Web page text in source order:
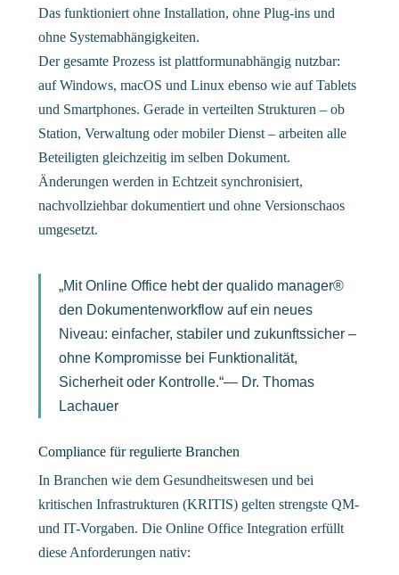
Das funktioniert ohne Installation, ohne Plug-ins und
ohne Systemabhängigkeiten.
Der gesamte Prozess ist plattformunabhängig nutzbar:
auf Windows, macOS und Linux ebenso wie auf Tablets
und Smartphones. Gerade in verteilten Strukturen – ob
Station, Verwaltung oder mobiler Dienst – arbeiten alle
Beteiligten gleichzeitig im selben Dokument.
Änderungen werden in Echtzeit synchronisiert,
nachvollziehbar dokumentiert und ohne Versionschaos
umgesetzt.
„Mit Online Office hebt der qualido manager®
den Dokumentenworkflow auf ein neues
Niveau: einfacher, stabiler und zukunftssicher –
ohne Kompromisse bei Funktionalität,
Sicherheit oder Kontrolle.“— Dr. Thomas
Lachauer
Compliance für regulierte Branchen
In Branchen wie dem Gesundheitswesen und bei
kritischen Infrastrukturen (KRITIS) gelten strengste QM-
und IT-Vorgaben. Die Online Office Integration erfüllt
diese Anforderungen nativ: